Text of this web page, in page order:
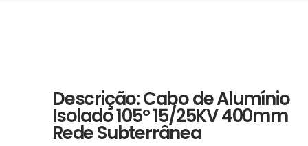
Descrição: Cabo de Alumínio
Isolado 105º 15/25KV 400mm
Rede Subterrânea